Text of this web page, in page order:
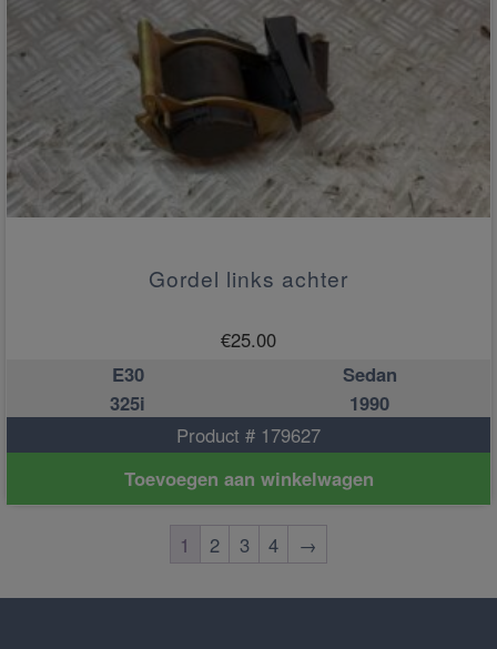
Gordel links achter
€25.00
E30
Sedan
325i
1990
Product # 179627
Toevoegen aan winkelwagen
1 2 3 4 →